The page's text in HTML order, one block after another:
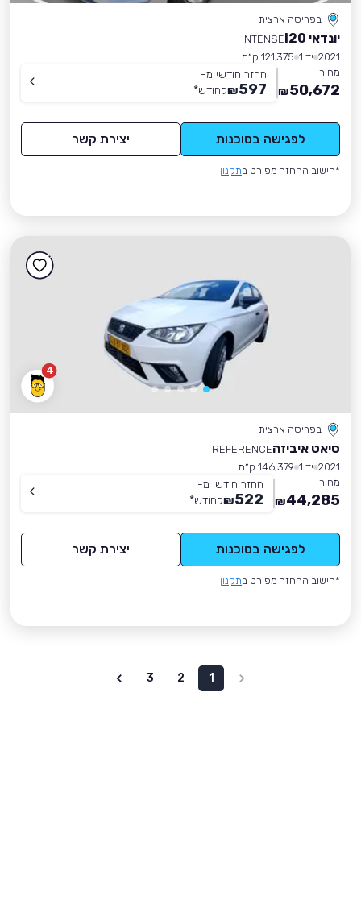
בפריסה ארצית
יונדאי I20
INTENSE
2021 יד 1
121,375 ק״מ
מחיר
50,672
₪
החזר חודשי מ-
597
₪לחודש*
לפגישה בסוכנות יצירת קשר
*חישוב ההחזר מפורט בתקנון
4
בפריסה ארצית
סיאט איביזהREFERENCE
2021 יד 1
146,379 ק״מ
מחיר
44,285
₪
החזר חודשי מ-
522
₪לחודש*
לפגישה בסוכנות יצירת קשר
*חישוב ההחזר מפורט בתקנון
1
2
3